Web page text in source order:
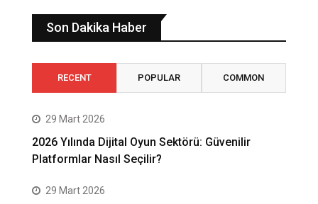
Son Dakika Haber
RECENT POPULAR COMMON
29 Mart 2026
2026 Yılında Dijital Oyun Sektörü: Güvenilir
Platformlar Nasıl Seçilir?
29 Mart 2026